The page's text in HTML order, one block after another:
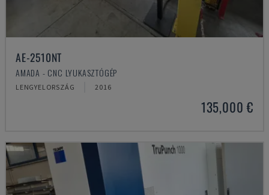
AE-2510NT
AMADA - CNC LYUKASZTÓGÉP
LENGYELORSZÁG 2016
135,000 €